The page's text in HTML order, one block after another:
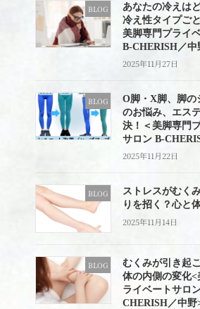
BLOG
あなたの冷えは
冷え性タイプご
美脚専門プライ
B-CHERISH／中
2025年11月27日
BLOG
O脚・X脚、脚の
のお悩み、エス
決！＜美脚専門
サロン B-
2025年11月22日
BLOG
ストレスがむく
りを招く？心と
2025年11月14日
BLOG
むくみが引き起
体の内側の変化<
ライベートサロ
CHERISH／中野